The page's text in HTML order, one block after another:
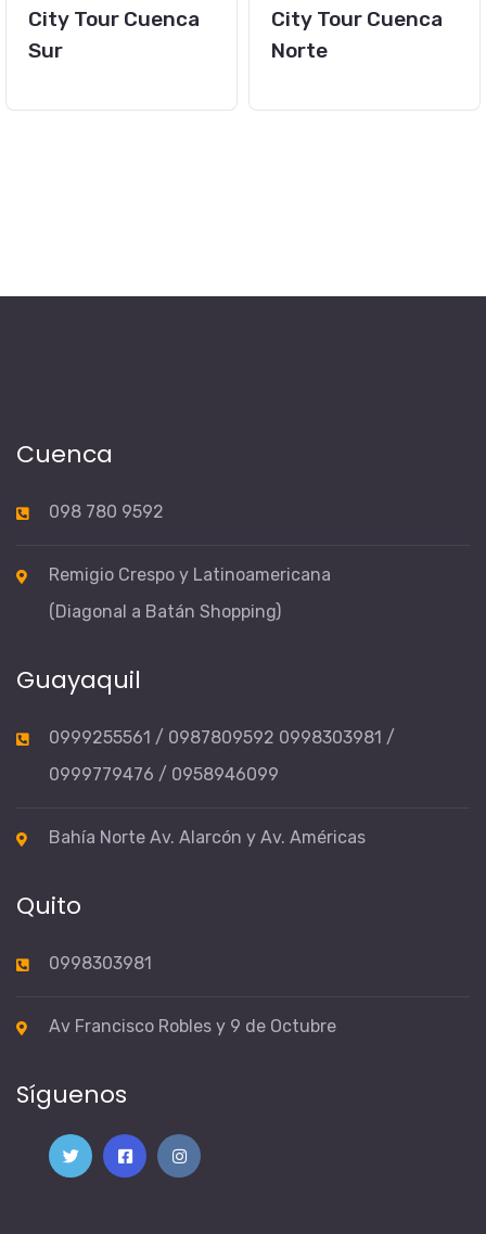
City Tour Cuenca
Norte
Tour Ingapirca +
Gualaceo &
(Express)
Cuenca
098 780 9592
Remigio Crespo y Latinoamericana
(Diagonal a Batán Shopping)
Guayaquil
0999255561 / 0987809592 0998303981 /
0999779476 / 0958946099
Bahía Norte Av. Alarcón y Av. Américas
Quito
0998303981
Av Francisco Robles y 9 de Octubre
Síguenos